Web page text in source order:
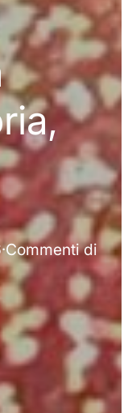
·Commenti di